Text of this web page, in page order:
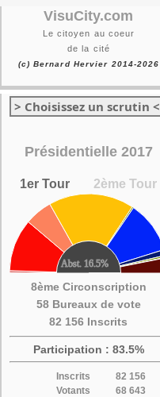
VisuCity.com
Le citoyen au coeur
de la cité
(c) Bernard Hervier 2014-2026
> Choisissez un scrutin <
Présidentielle 2017
1er Tour 2ème Tour
8ème Circonscription
58 Bureaux de vote
82 156 Inscrits
Participation : 83.5%
Inscrits
82 156
Votants
68 643